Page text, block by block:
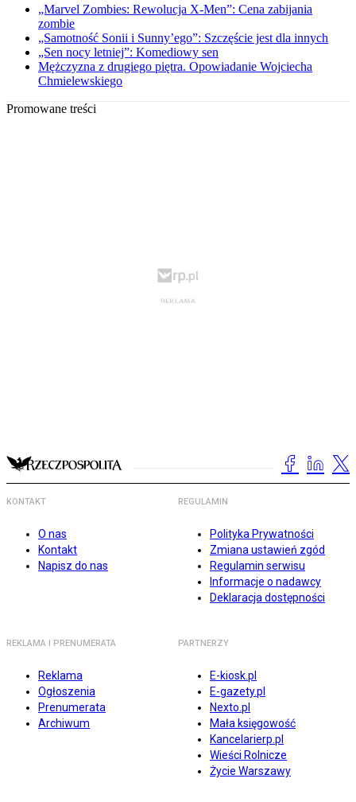
„Marvel Zombies: Rewolucja X-Men”: Cena zabijania
zombie
„Samotność Sonii i Sunny’ego”: Szczęście jest dla innych
„Sen nocy letniej”: Komediowy sen
Mężczyzna z drugiego piętra. Opowiadanie Wojciecha
Chmielewskiego
Promowane treści
KONTAKT
O nas
Kontakt
Napisz do nas
REGULAMIN
Polityka Prywatności
Zmiana ustawień zgód
Regulamin serwisu
Informacje o nadawcy
Deklaracja dostępności
REKLAMA I PRENUMERATA
Reklama
Ogłoszenia
Prenumerata
Archiwum
PARTNERZY
E-kiosk.pl
E-gazety.pl
Nexto.pl
Mała księgowość
Kancelarierp.pl
Wieści Rolnicze
Życie Warszawy